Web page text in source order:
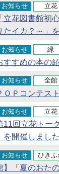
お知らせ 立花
立花図書館初
たイカ？～」
お知らせ 緑
すすめの本の
お知らせ 全館
ＯＰコンテス
お知らせ 立花
11回立花トー
を開催しました
お知らせ ひきふ
】「夏のおた